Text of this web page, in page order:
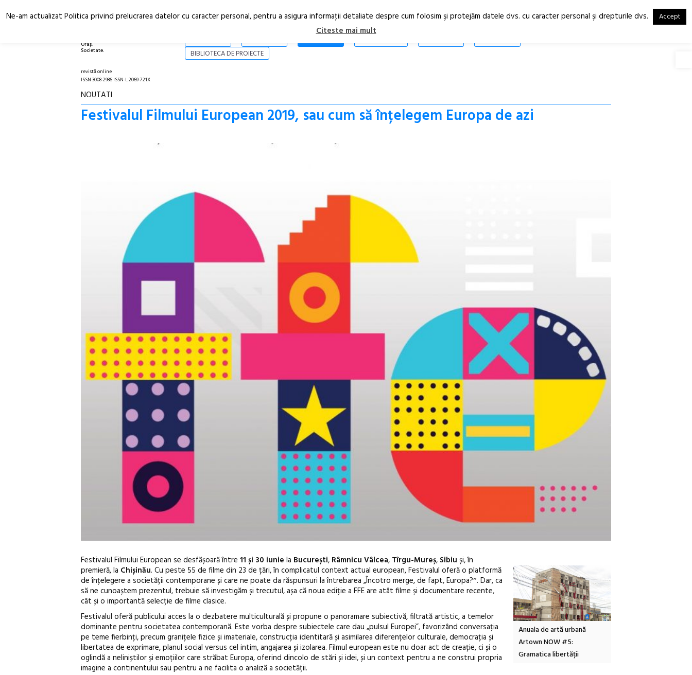
Oraș.
Societate.
RO
EN
STIRI
BIBLIOTECA DE PROIECTE
revistă online
ISSN 3008-2986 ISSN-L 2069-721X
NOUTATI
Festivalul Filmului European 2019, sau cum să înțelegem Europa de azi
Festivalul Filmului European se desfășoară între 11 și 30 iunie la București, Râmnicu Vâlcea, Tîrgu-Mureș, Sibiu și, în
premieră, la Chișinău. Cu peste 55 de filme din 23 de țări, în complicatul context actual european, Festivalul oferă o platformă
de înțelegere a societății contemporane și care ne poate da răspunsuri la întrebarea „Încotro merge, de fapt, Europa?ˮ. Dar, ca
să ne cunoaștem prezentul, trebuie să investigăm și trecutul, așa că noua ediție a FFE are atât filme și documentare recente,
cât și o importantă selecție de filme clasice.
Festivalul oferă publicului acces la o dezbatere multiculturală și propune o panoramare subiectivă, filtrată artistic, a temelor
dominante pentru societatea contemporană. Este vorba despre subiectele care dau „pulsul Europei”, favorizând conversația
pe teme fierbinți, precum granițele fizice și imateriale, construcția identitară și asimilarea diferențelor culturale, democrația și
libertatea de exprimare, planul social versus cel intim, angajarea și izolarea. Filmul european este nu doar act de creație, ci și o
oglindă a neliniștilor și emoțiilor care străbat Europa, oferind dincolo de stări și idei, și un context pentru a ne construi propria
imagine a continentului sau pentru a ne facilita o analiză a societății.
Open Call – Local Design
Awards 2026
Anuala de artă urbană
Artown NOW #5:
Gramatica libertății
Ne-am actualizat Politica privind prelucrarea datelor cu caracter personal, pentru a asigura informaţii detaliate despre cum folosim şi protejăm datele dvs. cu caracter personal şi drepturile dvs. Accept
Citeste mai mult